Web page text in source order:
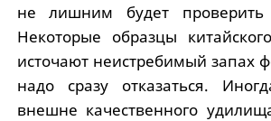
не лишним будет
Некоторые образцы
источают неистребимый запах
надо сразу отказаться.
внешне качественного